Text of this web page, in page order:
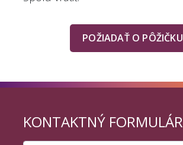
POŽIADAŤ O PÔŽIČKU
KONTAKTNÝ FORMULÁR